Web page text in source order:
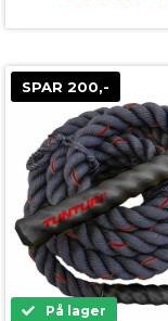
SPAR 200,-
På lager